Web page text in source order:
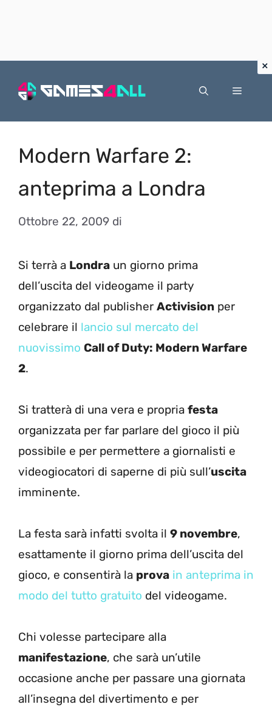
Menu
Modern Warfare 2:
anteprima a Londra
Ottobre 22, 2009 di
Si terrà a Londra un giorno prima
dell’uscita del videogame il party
organizzato dal publisher Activision per
celebrare il lancio sul mercato del
nuovissimo Call of Duty: Modern Warfare
2.
Si tratterà di una vera e propria festa
organizzata per far parlare del gioco il più
possibile e per permettere a giornalisti e
videogiocatori di saperne di più sull’uscita
imminente.
La festa sarà infatti svolta il 9 novembre,
esattamente il giorno prima dell’uscita del
gioco, e consentirà la prova in anteprima in
modo del tutto gratuito del videogame.
Chi volesse partecipare alla
manifestazione, che sarà un’utile
occasione anche per passare una giornata
all’insegna del divertimento e per